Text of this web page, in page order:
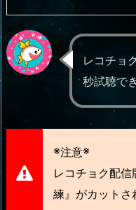
レコチョ
秒試聴で
※注意※
レコチョク配
練』がカットさ